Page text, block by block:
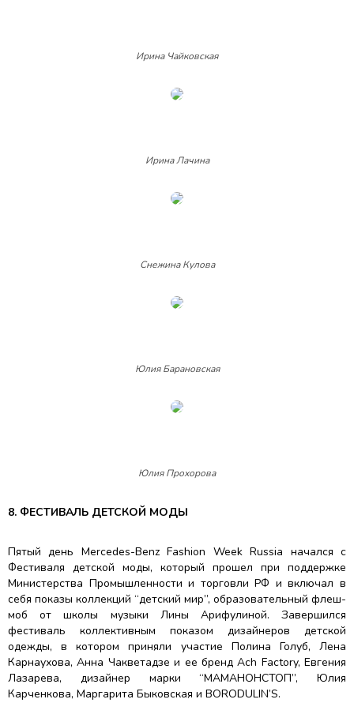
Ирина Чайковская
Ирина Лачина
Снежина Кулова
Юлия Барановская
Юлия Прохорова
8. ФЕСТИВАЛЬ ДЕТСКОЙ МОДЫ
Пятый день Mercedes-Benz Fashion Week Russia начался с
Фестиваля детской моды, который прошел при поддержке
Министерства Промышленности и торговли РФ и включал в
себя показы коллекций “детский мир”, образовательный флеш-
моб от школы музыки Лины Арифулиной. Завершился
фестиваль коллективным показом дизайнеров детской
одежды, в котором приняли участие Полина Голуб, Лена
Карнаухова, Анна Чакветадзе и ее бренд Ach Factory, Евгения
Лазарева, дизайнер марки “МАМАНОНСТОП”, Юлия
Карченкова, Маргарита Быковская и BORODULIN’S.